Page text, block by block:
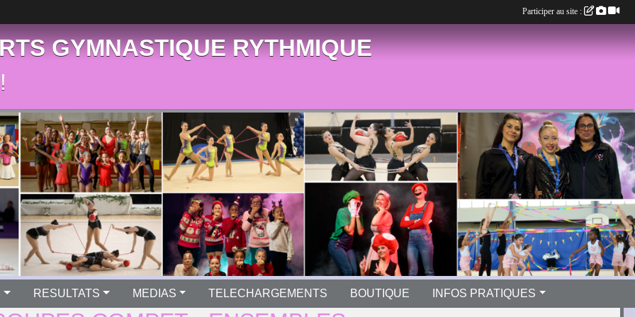
GYMNASTIQUE RYTHMIQUE
RESULTATS MEDIAS TELECHARGEMENTS BOUTIQUE INFOS PRATIQUES
Participer au site :